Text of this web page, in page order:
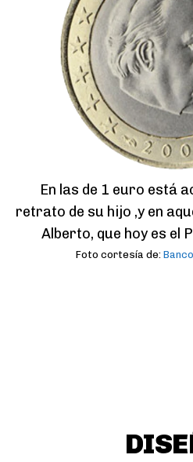
En las de 1 euro está
retrato de su hijo ,y en
Alberto, que hoy es el
Foto cortesía de: